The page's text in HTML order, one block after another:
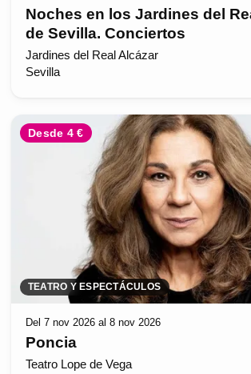
Noches en los Jardines del
de Sevilla. Conciertos
Jardines del Real Alcázar
Sevilla
Desde 4 €
TEATRO Y ESPECTÁCULOS
Del 7 nov 2026 al 8 nov 2026
Poncia
Teatro Lope de Vega